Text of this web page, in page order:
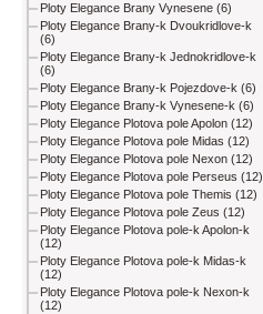
Ploty Elegance Brany Vynesene (6)
Ploty Elegance Brany-k Dvoukridlove-k
(6)
Ploty Elegance Brany-k Jednokridlove-k
(6)
Ploty Elegance Brany-k Pojezdove-k (6)
Ploty Elegance Brany-k Vynesene-k (6)
Ploty Elegance Plotova pole Apolon (12)
Ploty Elegance Plotova pole Midas (12)
Ploty Elegance Plotova pole Nexon (12)
Ploty Elegance Plotova pole Perseus (12)
Ploty Elegance Plotova pole Themis (12)
Ploty Elegance Plotova pole Zeus (12)
Ploty Elegance Plotova pole-k Apolon-k
(12)
Ploty Elegance Plotova pole-k Midas-k
(12)
Ploty Elegance Plotova pole-k Nexon-k
(12)